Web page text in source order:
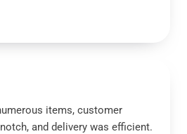
items, customer
and delivery was efficient.